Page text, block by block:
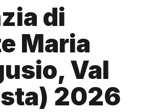
di
Maria
Val
2026